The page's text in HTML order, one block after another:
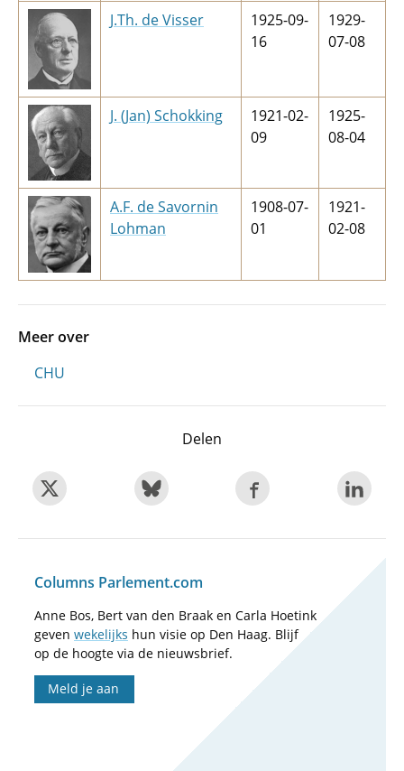
J.Th. de Visser
1925-09-
16
1929-
07-08
J. (Jan) Schokking
1921-02-
09
1925-
08-04
A.F. de Savornin
Lohman
1908-07-
01
1921-
02-08
Meer over
CHU
Delen
Columns Parlement.com
Anne Bos, Bert van den Braak en Carla Hoetink
geven wekelijks hun visie op Den Haag. Blijf
op de hoogte via de nieuwsbrief.
Meld je aan